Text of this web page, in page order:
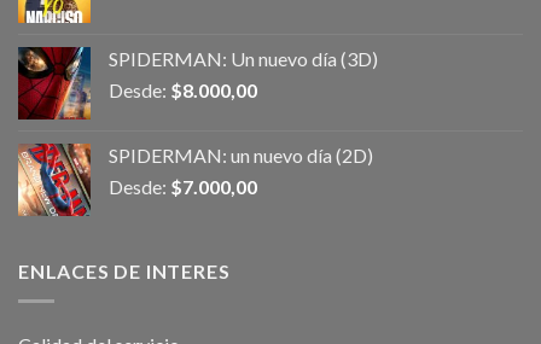
SPIDERMAN: Un nuevo día (3D)
Desde: $8.000,00
SPIDERMAN: un nuevo día (2D)
Desde: $7.000,00
ENLACES DE INTERES